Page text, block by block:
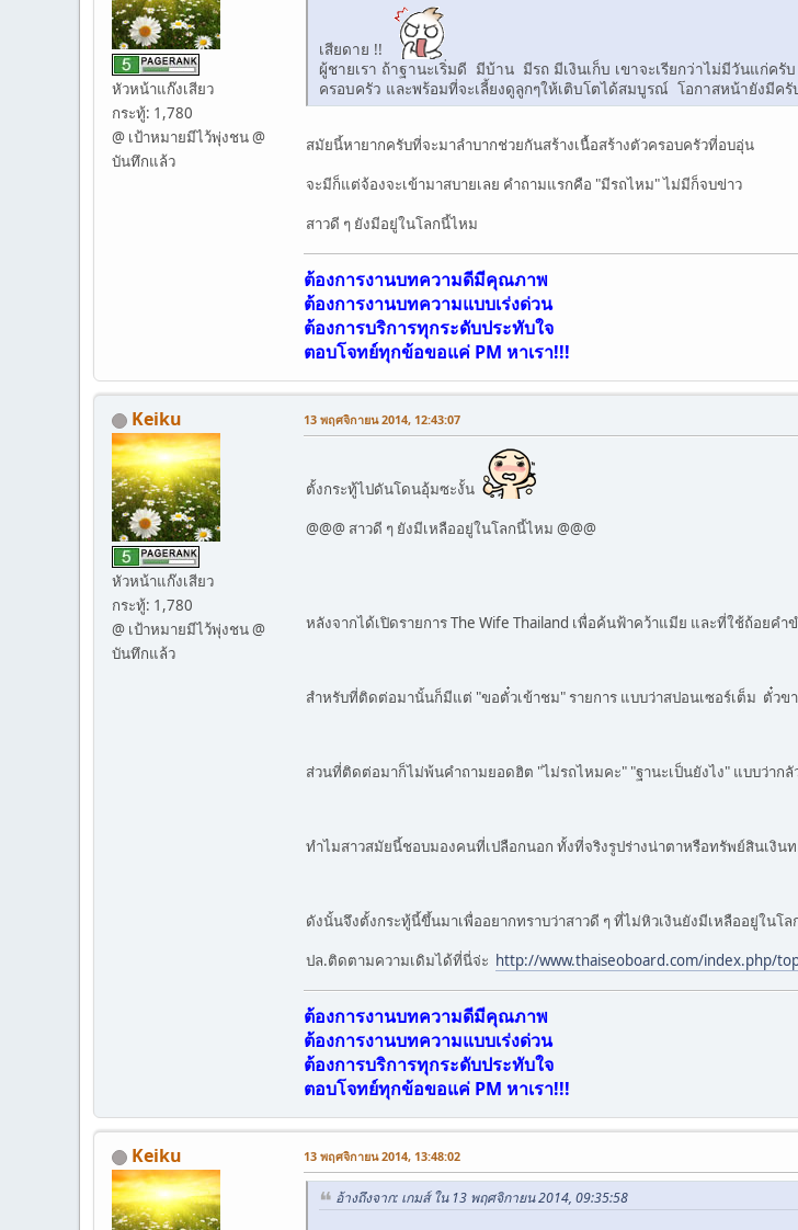
หัวหน้าแก๊งเสียว
กระทู้: 1,780
@ เป้าหมายมีไว้พุ่งชน @
บันทึกแล้ว
เสียดาย !!
ผู้ชายเรา ถ้าฐานะเริ่มดี มีบ้าน มีรถ มีเงินเก็บ เขาจะเรียกว่าไม่มีวันแก่
ครอบครัว และพร้อมที่จะเลี้ยงดูลูกๆให้เติบโตได้สมบูรณ์ โอกาสหน้ายังมีครั
สมัยนี้หายากครับที่จะมาลำบากช่วยกันสร้างเนื้อสร้างตัวครอบครัวที่อบอุ่น
จะมีก็แต่จ้องจะเข้ามาสบายเลย คำถามแรกคือ "มีรถไหม" ไม่มีก็จบข่าว
สาวดี ๆ ยังมีอยู่ในโลกนี้ไหม
ต้องการงานบทความดีมีคุณภาพ
ต้องการงานบทความแบบเร่งด่วน
ต้องการบริการทุกระดับประทับใจ
ตอบโจทย์ทุกข้อขอแค่ PM หาเรา!!!
Keiku
หัวหน้าแก๊งเสียว
กระทู้: 1,780
@ เป้าหมายมีไว้พุ่งชน @
บันทึกแล้ว
13 พฤศจิกายน 2014, 12:43:07
ตั้งกระทู้ไปดันโดนอุ้มซะงั้น
@@@ สาวดี ๆ ยังมีเหลืออยู่ในโลกนี้ไหม @@@
หลังจากได้เปิดรายการ The Wife Thailand เพื่อค้นฟ้าคว้าแมีย และที่ใช้ถ้อยค
สำหรับที่ติดต่อมานั้นก็มีแต่ "ขอตั๋วเข้าชม" รายการ แบบว่าสปอนเซอร์เต็ม ตั๋วข
ส่วนที่ติดต่อมาก็ไม่พ้นคำถามยอดฮิต "ไม่รถไหมคะ" "ฐานะเป็นยังไง" แบบว่ากลั
ทำไมสาวสมัยนี้ชอบมองคนที่เปลือกนอก ทั้งที่จริงรูปร่างน่าตาหรือทรัพย์สินเงิ
ดังนั้นจึงตั้งกระทู้นี้ขึ้นมาเพื่ออยากทราบว่าสาวดี ๆ ที่ไม่หิวเงินยังมีเหลืออยู่ในโล
ปล.ติดตามความเดิมได้ที่นี่จ่ะ http://www.thaiseoboard.com/index.php/
ต้องการงานบทความดีมีคุณภาพ
ต้องการงานบทความแบบเร่งด่วน
ต้องการบริการทุกระดับประทับใจ
ตอบโจทย์ทุกข้อขอแค่ PM หาเรา!!!
Keiku 13 พฤศจิกายน 2014, 13:48:02
อ้างถึงจาก: เกมส์ ใน 13 พฤศจิกายน 2014, 09:35:58